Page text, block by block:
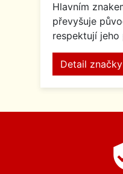
Hlavním
převyšuje
respektují
Detail